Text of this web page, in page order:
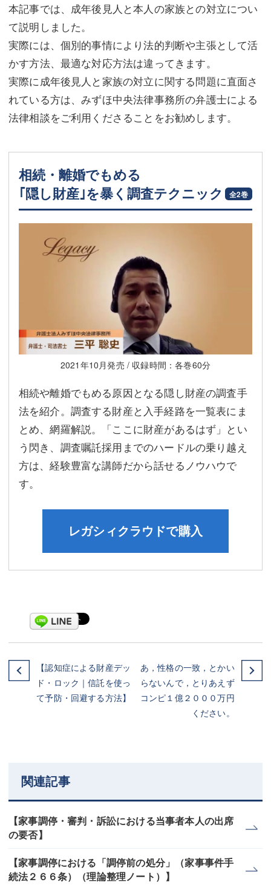
本記事では、成年後見人と本人の家族との対立につい
て説明しました。
実際には、個別的事情により法的判断や主張として活
かす方法、最適な対応方法は違ってきます。
実際に成年後見人と家族の対立に関する問題に直面さ
れている方は、みずほ中央法律事務所の弁護士による
法律相談をご利用くださることをお勧めします。
相続・離婚でもめる
｢隠し財産｣を暴く調査テクニック
全2巻
2021年10月発売 / 収録時間：各巻60分
相続や離婚でもめる原因となる隠し財産の調査手
法を紹介。調査する財産と入手経路を一覧表にま
とめ、網羅解説。「ここに財産があるはず」とい
う閃き、調査嘱託採用までのハードルの乗り越え
方は、経験豊富な講師だから話せるノウハウで
す。
レガシィクラウドで購入
【認知症による財産デッ
ド・ロック｜信託を使っ
て予防・回避する方法】
あ，性格の一致，とかい
らないんで，とりあえず
コンピ１億２０００万円
ください。
関連記事
【家事調停・審判・訴訟における当事者本人の出席
の要否】
【家事調停における「調停前の処分」（家事事件手
続法２６６条）（理論整理ノート）】